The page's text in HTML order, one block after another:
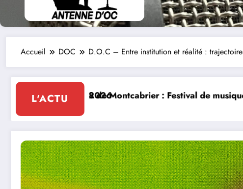
Accueil DOC D.O.C – Entre institution et réalité :
L'ACTU
de musique classique le 8 et 9 août
La Thérapie Légendaire